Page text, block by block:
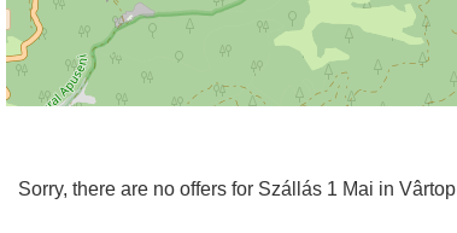
Sorry, there are no offers for Szállás 1 Mai in Vârtop